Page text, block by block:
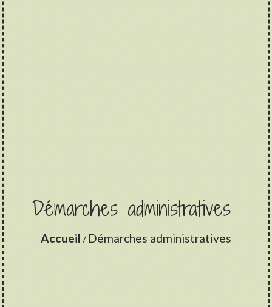
Démarches administratives
Accueil / Démarches administratives